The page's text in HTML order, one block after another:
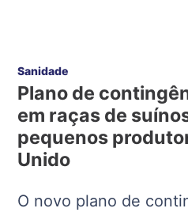
Sanidade
Plano de
em raças de
pequenos
Unido
O novo plano de